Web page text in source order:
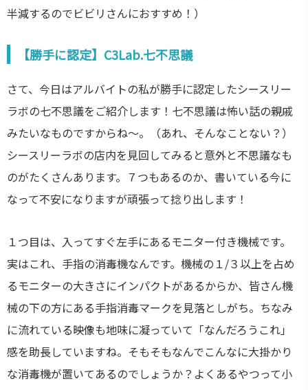
半減するのでビビリさんにおすすめ！）
【勝手に認定】C3Lab.七不思議
さて、今日はアルバイトの私が勝手に認定したシースリー
ラボの七不思議をご紹介します！七不思議は怖い話の親戚
みたいなものですからね〜。（あれ、そんなことない？）
シースリーラボの店内を見回してみると意外と不思議なも
のがたくさんあります。７つもあるのか、書いている今に
なって不安になりますが頑張って捻り出します！
１つ目は、入ってすぐ左手にあるモニター付き機械です。
実はこれ、手指の消毒機なんです。機械の１/３以上を占め
るモニターの大きさにインパクトがあるからか、皆さん機
械の下の方にある手指消毒マークを見落としがち。ちなみ
に流れている映像も地味に凝っていて「なんだろうこれ」
感を助長していますね。そもそもなんでこんなに大掛かり
な消毒機が置いてあるのでしょうか？よくあるやつって小